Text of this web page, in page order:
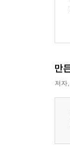
만
저자